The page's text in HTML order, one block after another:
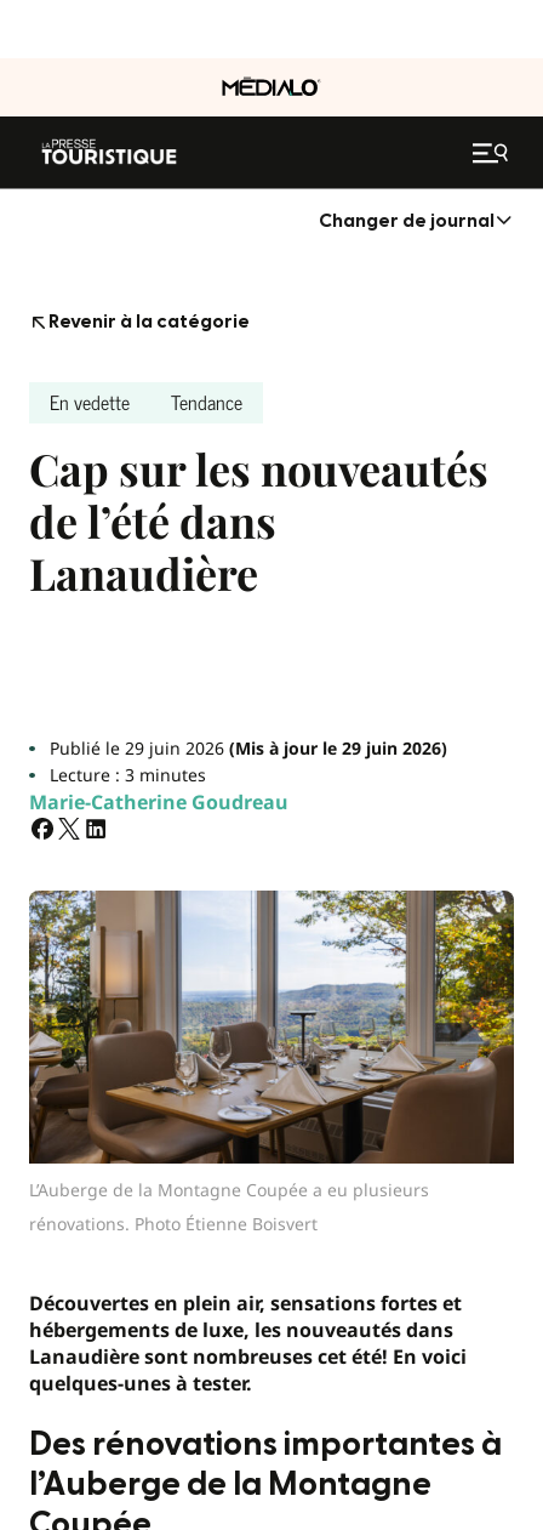
Changer de journal
Revenir à la catégorie
En vedette Tendance
Cap sur les nouveautés
de l’été dans
Lanaudière
Publié le 29 juin 2026(Mis à jour le 29 juin 2026)
Lecture : 3 minutes
Marie-Catherine Goudreau
L’Auberge de la Montagne Coupée a eu plusieurs
rénovations. Photo Étienne Boisvert
Découvertesen plein air, sensations forteset
hébergements de luxe, les nouveautés dans
Lanaudière sont nombreuses cet été! En voici
quelques-unes à tester.
Des rénovations importantes à
l’Auberge de la Montagne